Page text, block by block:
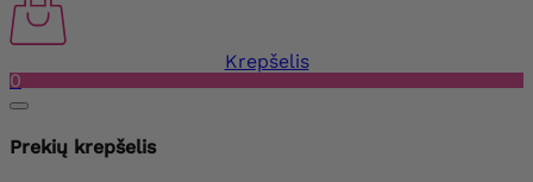
Krepšelis
0
Prekių krepšelis